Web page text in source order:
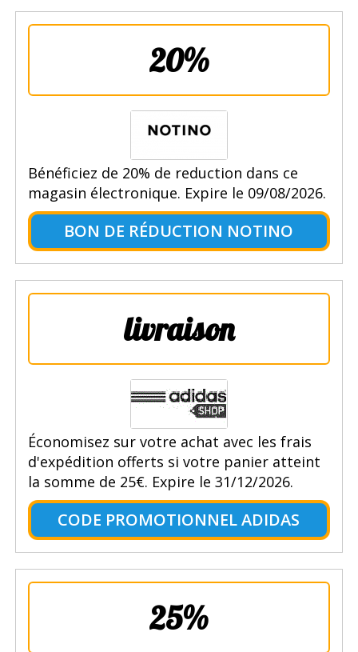
20%
Bénéficiez de 20% de reduction dans ce
magasin électronique. Expire le 09/08/2026.
BON DE RÉDUCTION NOTINO
livraison
Économisez sur votre achat avec les frais
d'expédition offerts si votre panier atteint
la somme de 25€. Expire le 31/12/2026.
CODE PROMOTIONNEL ADIDAS
25%